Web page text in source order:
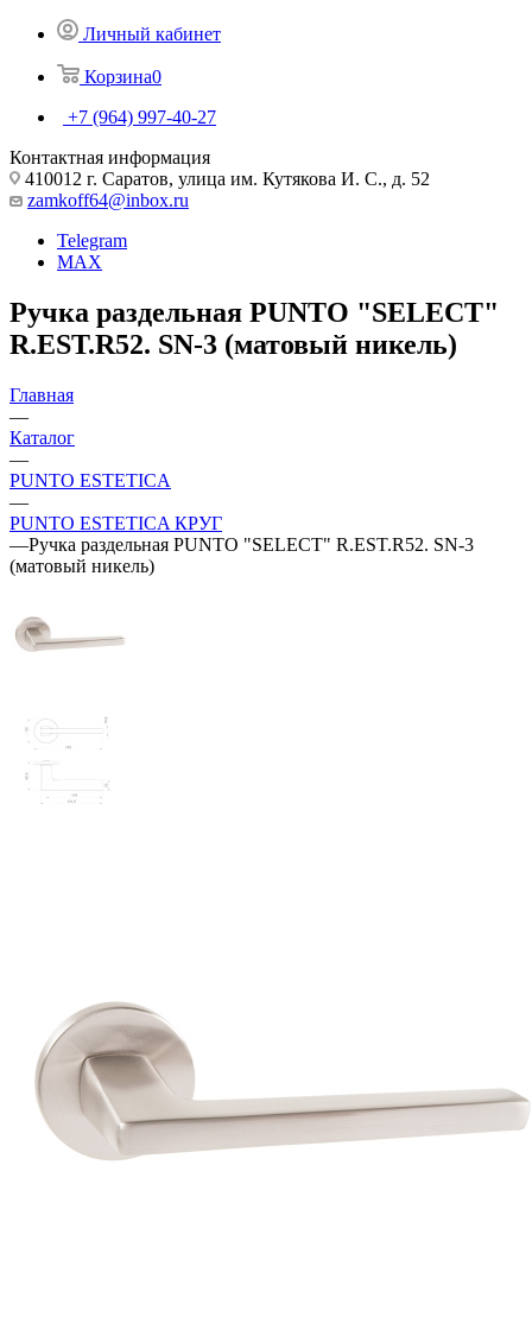
Личный кабинет
Корзина0
+7 (964) 997-40-27
Контактная информация
410012 г. Саратов, улица им. Кутякова И. С., д. 52
zamkoff64@inbox.ru
Telegram
MAX
Ручка раздельная PUNTO "SELECT"
R.EST.R52. SN-3 (матовый никель)
Главная
—
Каталог
—
PUNTO ESTETICA
—
PUNTO ESTETICA КРУГ
—Ручка раздельная PUNTO "SELECT" R.EST.R52. SN-3
(матовый никель)